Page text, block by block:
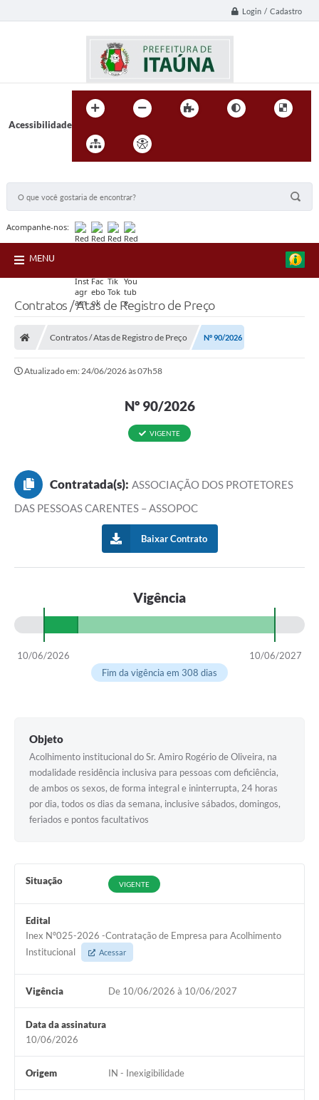
Login / Cadastro
Acessibilidade
Acompanhe-nos:
MENU
Contratos / Atas de Registro de Preço
Contratos / Atas de Registro de Preço Nº 90/2026
Atualizado em: 24/06/2026 às 07h58
Nº 90/2026
VIGENTE
Contratada(s): ASSOCIAÇÃO DOS PROTETORES
DAS PESSOAS CARENTES – ASSOPOC
Baixar Contrato
Vigência
10/06/2026
10/06/2027
Fim da vigência em 308 dias
Objeto
Acolhimento institucional do Sr. Amiro Rogério de Oliveira, na
modalidade residência inclusiva para pessoas com deficiência,
de ambos os sexos, de forma integral e ininterrupta, 24 horas
por dia, todos os dias da semana, inclusive sábados, domingos,
feriados e pontos facultativos
Situação VIGENTE
Edital
Inex Nº025-2026 -Contratação de Empresa para Acolhimento
Institucional
Acessar
Vigência De 10/06/2026 à 10/06/2027
Data da assinatura
10/06/2026
Origem IN - Inexigibilidade